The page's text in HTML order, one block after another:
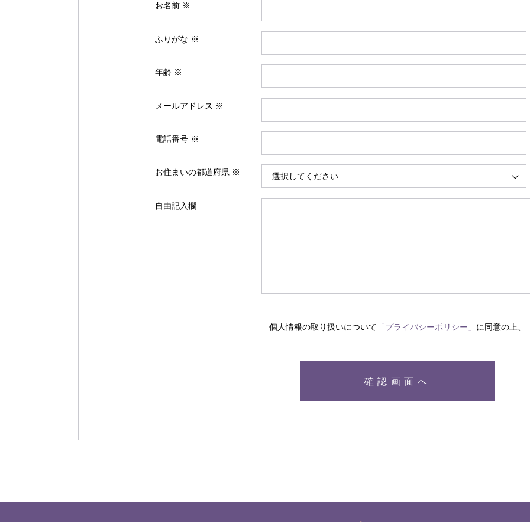
お名前 ※
ふりがな ※
年齢 ※
メールアドレス ※
電話番号 ※
お住まいの都道府県 ※
自由記入欄
個人情報の取り扱いについて 「プライバシーポリシー」 に同意の上、